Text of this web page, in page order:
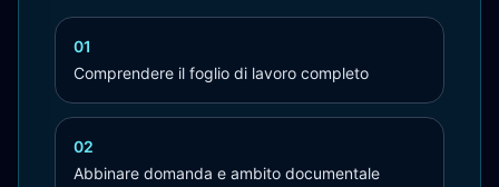
01
Comprendere il foglio di lavoro completo
02
Abbinare domanda e ambito documentale